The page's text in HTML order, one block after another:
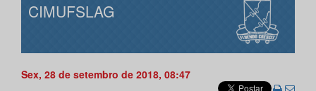
CIMUFSLAG
Sex, 28 de setembro de 2018, 08:47